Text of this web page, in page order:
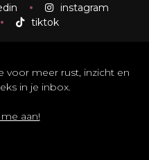
instagram
tiktok
voor meer rust, inzicht en
in je inbox.
aan!